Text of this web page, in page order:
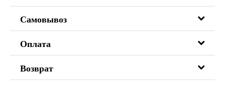
Самовывоз
Оплата
Возврат